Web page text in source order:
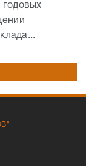
годовых